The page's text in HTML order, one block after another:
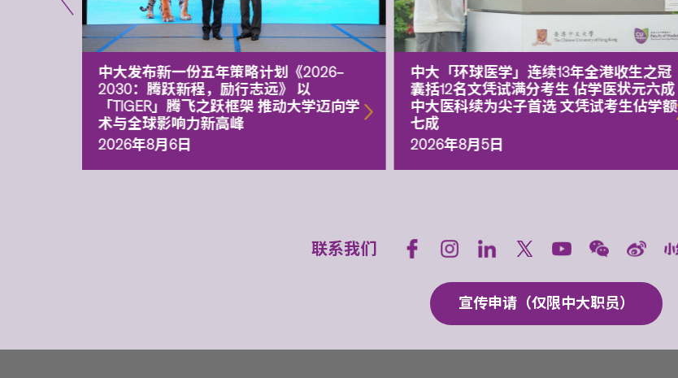
中大发布新一份五年策略计划《2026‒
2030：腾跃新程，励行志远》 以
「TIGER」腾飞之跃框架 推动大学迈向学
术与全球影响力新高峰
2026年8月6日
中大「环球医学」连续13年全港收生之冠
囊括12名文凭试满分考生 佔学医状元六成
中大医科续为尖子首选 文凭试考生佔学额
七成
2026年8月5日
联系我们
宣传申请（仅限中大职员）